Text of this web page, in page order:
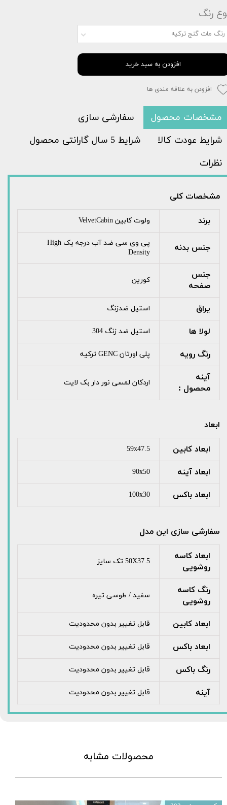
رنگ
رنگ مات گنج ترکیه
افزودن به سبد خرید
افزودن به علاقه مندی ها
مشخصات محصول
سفارشی سازی
شرایط عودت کالا
شرایط 5 سال گارانتی محصول
نظرات
مشخصات کلی
برند ولوت کابین VelvetCabin
جنس بدنه
پی وی سی ضد آب درجه یک High
Density
جنس
صفحه
کورین
یراق استیل ضدزنگ
لولا ها استیل ضد زنگ 304
رنگ رویه پلی اورتان GENC ترکیه
آینه
محصول :
اردکان لمسی نور دار بک لایت
ابعاد
ابعاد کابین 59x47.5
ابعاد آینه 90x50
ابعاد باکس 100x30
سفارشی سازی این مدل
ابعاد کاسه
روشویی
50X37.5 تک سایز
رنگ کاسه
روشویی
سفید / طوسی تیره
ابعاد کابین قابل تغییر بدون محدودیت
ابعاد باکس قابل تغییر بدون محدودیت
رنگ باکس قابل تغییر بدون محدودیت
آینه قابل تغییر بدون محدودیت
محصولات مشابه